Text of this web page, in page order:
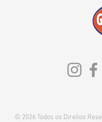
© 2026 Todos os Direitos